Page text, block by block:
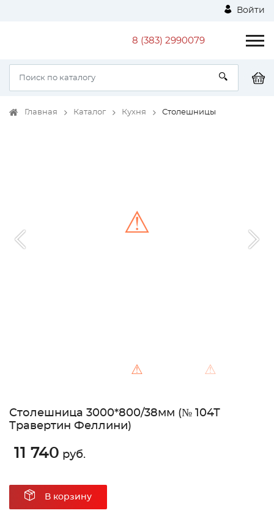
Войти
8 (383) 2990079
Главная Каталог Кухня Столешницы
⚠ ⚠
⚠
Столешница 3000*800/38мм (№ 104Т
Травертин Феллини)
11 740 руб.
В корзину